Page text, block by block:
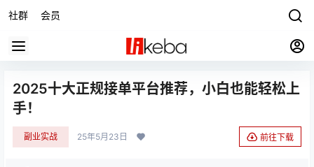
社群 会员
2025十大正规接单平台推荐，小白也能轻松上
手！
副业实战 25年5月23日 前往下载